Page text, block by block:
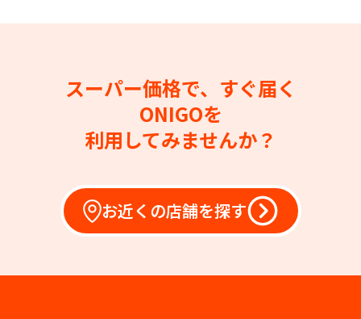
スーパー価格で、すぐ届く
ONIGOを
利用してみませんか？
お近くの店舗を探す